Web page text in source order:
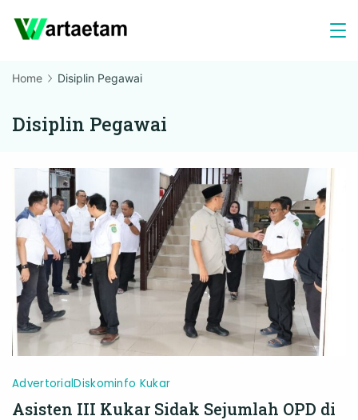
Home Disiplin Pegawai
Disiplin Pegawai
AdvertorialDiskominfo Kukar
Asisten III Kukar Sidak Sejumlah OPD di